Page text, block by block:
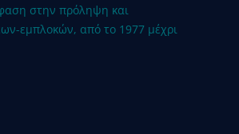
στην πρόληψη και
εμπλοκών, από το 1977 μέχρι